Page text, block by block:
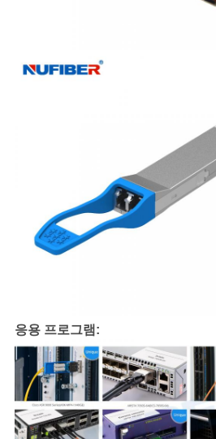
응용 프로그램: